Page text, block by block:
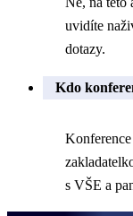
uvidíte
dotazy.
Kdo
s VŠE a